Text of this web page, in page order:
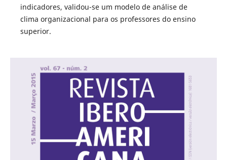
indicadores, validou-se um modelo de análise de
clima organizacional para os professores do ensino
superior.